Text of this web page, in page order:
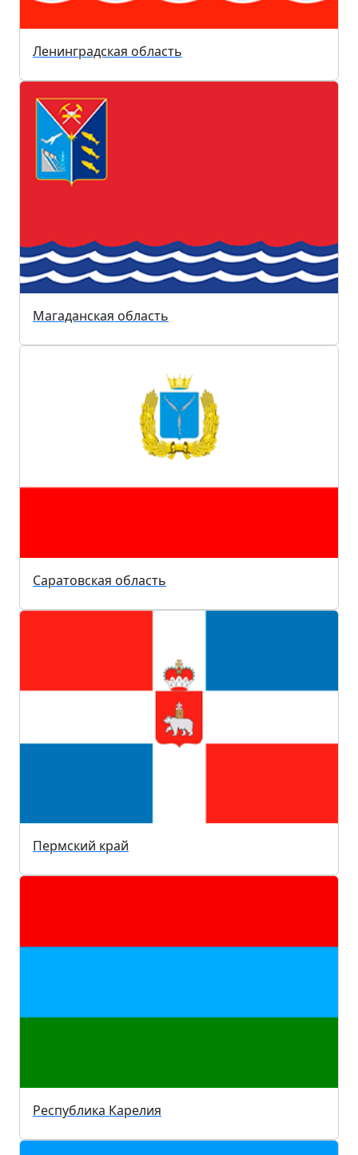
Ленинградская область
Магаданская область
Саратовская область
Пермский край
Республика Карелия